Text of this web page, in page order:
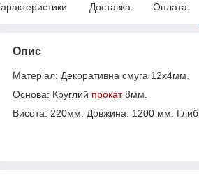
Доставка Оплата
Опис
Матеріал: Декоративна смуга 12х4мм.
Основа: Круглий прокат8мм.
Висота: 220мм. Довжина: 1200 мм.